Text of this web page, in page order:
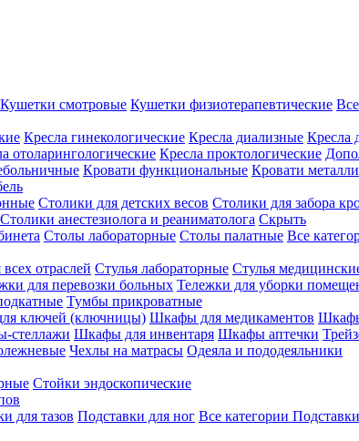
Кушетки смотровые Кушетки физиотерапевтические
Кресла гинекологические Кресла диализные Кресла
отоларингологические Кресла проктологические
Кровати функциональные Кровати
Столики для детских весов Столики для забора
Столики анестезиолога и реаниматолога Скрыть
Столы лабораторные Столы палатные Все
отраслей Стулья лабораторные Стулья
для перевозки больных Тележки для уборки
Тумбы прикроватные
ключей (ключницы) Шкафы для медикаментов
стеллажи Шкафы для инвентаря Шкафы аптечки
Чехлы на матрасы Одеяла и пододеяльники
Стойки эндоскопические
для тазов Подставки для ног Все категории